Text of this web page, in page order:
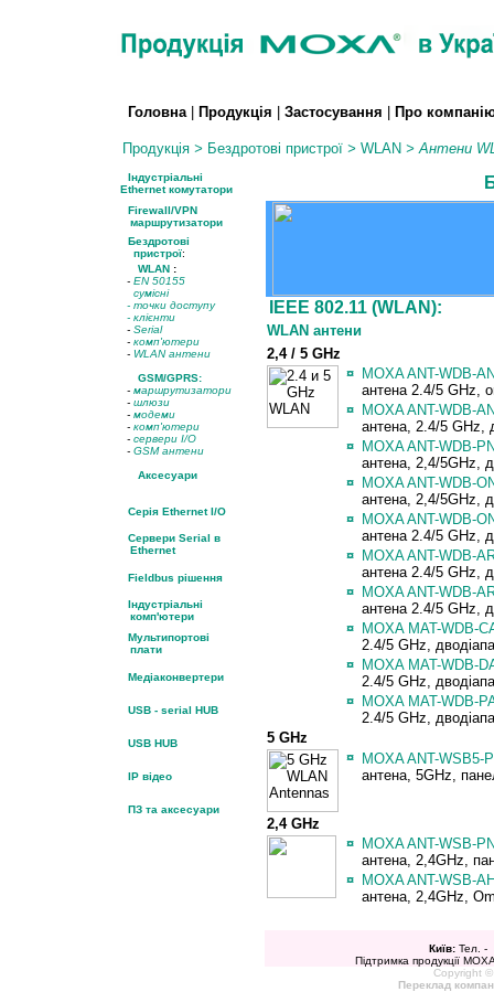
Головна| Продукція Застосування Про
Продукція> Бездротові пристрої > WLAN >Антени
Індустріальні
Ethernet комутатори
Firewall/VPN
маршрутизатори
Бездротові
пристрої:
WLAN:
- EN 50155
сумісні
- точки доступу
- клієнти
- Serial
- комп'ютери
- WLAN антени
GSM/GPRS:
- маршрутизатори
- шлюзи
- модеми
- комп'ютери
- сервери I/O
- GSM антени
Аксесуари
Серія Ethernet I/O
Сервери Serial в
Ethernet
Fieldbus рішення
Індустріальні
комп'ютери
Мультипортові
плати
Медіаконвертери
USB - serial HUB
USB HUB
IP відео
ПЗ та аксесуари
IEEE 802.11 (WLAN):
WLAN антени
2,4 / 5 GHz
¤
MOXA ANT-WDB-
антена 2.4/5 GHz,
¤
MOXA ANT-WDB-
антена, 2.4/5 GHz,
¤
MOXA ANT-WDB-
антена, 2,4/5GHz,
¤
MOXA ANT-WDB-O
антена, 2,4/5GHz,
¤
MOXA ANT-WDB-
антена 2.4/5 GHz,
¤
MOXA ANT-WDB-
антена 2.4/5 GHz,
¤
MOXA ANT-WDB-
антена 2.4/5 GHz,
¤
MOXA MAT-WDB-
2.4/5 GHz,
¤
MOXA MAT-WDB-D
2.4/5 GHz,
¤
MOXA MAT-WDB-
2.4/5 GHz,
5 GHz
¤
MOXA ANT-WSB5-
антена, 5GHz,
2,4 GHz
¤
MOXA ANT-WSB-
антена, 2,4GHz,
¤
MOXA ANT-WSB-
антена, 2,4GHz,
Київ: Тел. -
Підтримка продукції
Copyright ©
Переклад